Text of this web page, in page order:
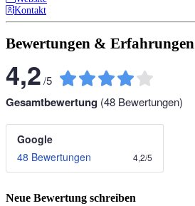
Kontakt
Bewertungen & Erfahrungen
4,2/5
Gesamtbewertung (48 Bewertungen)
Google
48 Bewertungen
4,2/5
Neue Bewertung schreiben